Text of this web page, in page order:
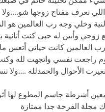
تعرف مفتاح زوجها شو....ولا
وخلي وجه رب العالمين هو
زوجي وأبين له حبي كنت
العالمين كانت حياتي
راجعت نفسي واتجهت لله
الأحوال والحمدلله
أشرطة جاسم المطوع لها
مجلة الفرحة جدا ممتازة